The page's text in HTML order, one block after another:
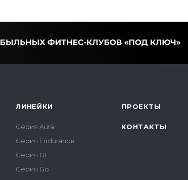
ЛИНЕЙКИ
Серия Aura
Серия Endurance
Серия G1
Серия Go
ПРОЕКТЫ
КОНТАКТЫ